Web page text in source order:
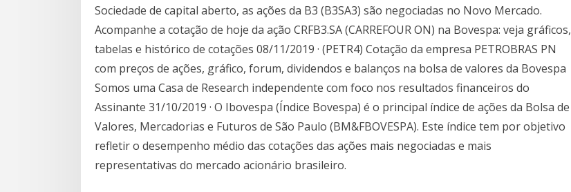
Sociedade de capital aberto, as ações da B3 (B3SA3) são negociadas no Novo Mercado.
Acompanhe a cotação de hoje da ação CRFB3.SA (CARREFOUR ON) na Bovespa: veja gráficos,
tabelas e histórico de cotações 08/11/2019 · (PETR4) Cotação da empresa PETROBRAS PN
com preços de ações, gráfico, forum, dividendos e balanços na bolsa de valores da Bovespa
Somos uma Casa de Research independente com foco nos resultados financeiros do
Assinante 31/10/2019 · O Ibovespa (Índice Bovespa) é o principal índice de ações da Bolsa de
Valores, Mercadorias e Futuros de São Paulo (BM&FBOVESPA). Este índice tem por objetivo
refletir o desempenho médio das cotações das ações mais negociadas e mais
representativas do mercado acionário brasileiro.